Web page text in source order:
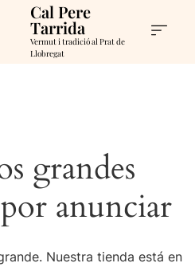
Cal Pere
Tarrida
Vermut i tradició al Prat de
Llobregat
grandes
anunciar
Nuestra tienda está en